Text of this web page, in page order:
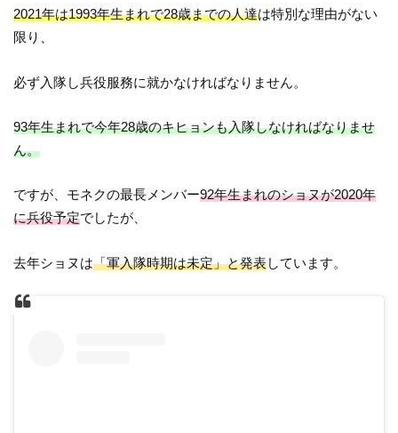
2021年は1993年生まれで28歳までの人達は特別な理由がない
限り、
必ず入隊し兵役服務に就かなければなりません。
93年生まれで今年28歳のキヒョンも入隊しなければなりませ
ん。
ですが、モネクの最長メンバー92年生まれのショヌが2020年
に兵役予定でしたが、
去年ショヌは「軍入隊時期は未定」と発表しています。